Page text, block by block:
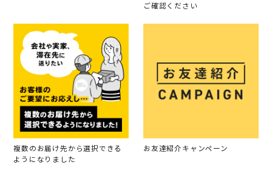
ご確認ください
複数のお届け先から選択できる
ようになりました
お友達紹介キャンペーン